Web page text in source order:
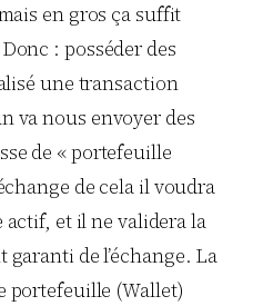
en gros ça suffit
: posséder des
une transaction
va nous envoyer des
de « portefeuille
de cela il voudra
actif, et il ne validera la
garanti de l’échange. La
portefeuille (Wallet)